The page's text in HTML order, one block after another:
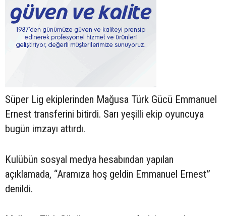
Süper Lig ekiplerinden Mağusa Türk Gücü Emmanuel
Ernest transferini bitirdi. Sarı yeşilli ekip oyuncuya
bugün imzayı attırdı.
Kulübün sosyal medya hesabından yapılan
açıklamada, “Aramıza hoş geldin Emmanuel Ernest”
denildi.